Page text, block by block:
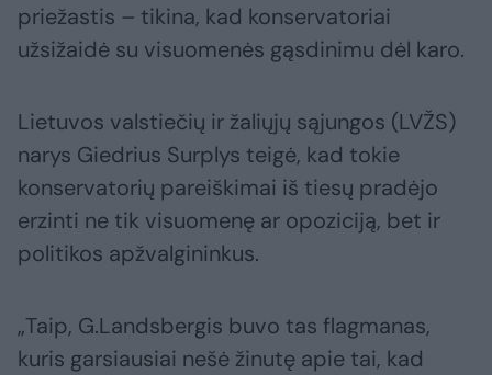
priežastis – tikina, kad konservatoriai
užsižaidė su visuomenės gąsdinimu dėl karo.
Lietuvos valstiečių ir žaliųjų sąjungos (LVŽS)
narys Giedrius Surplys teigė, kad tokie
konservatorių pareiškimai iš tiesų pradėjo
erzinti ne tik visuomenę ar opoziciją, bet ir
politikos apžvalgininkus.
„Taip, G.Landsbergis buvo tas flagmanas,
kuris garsiausiai nešė žinutę apie tai, kad